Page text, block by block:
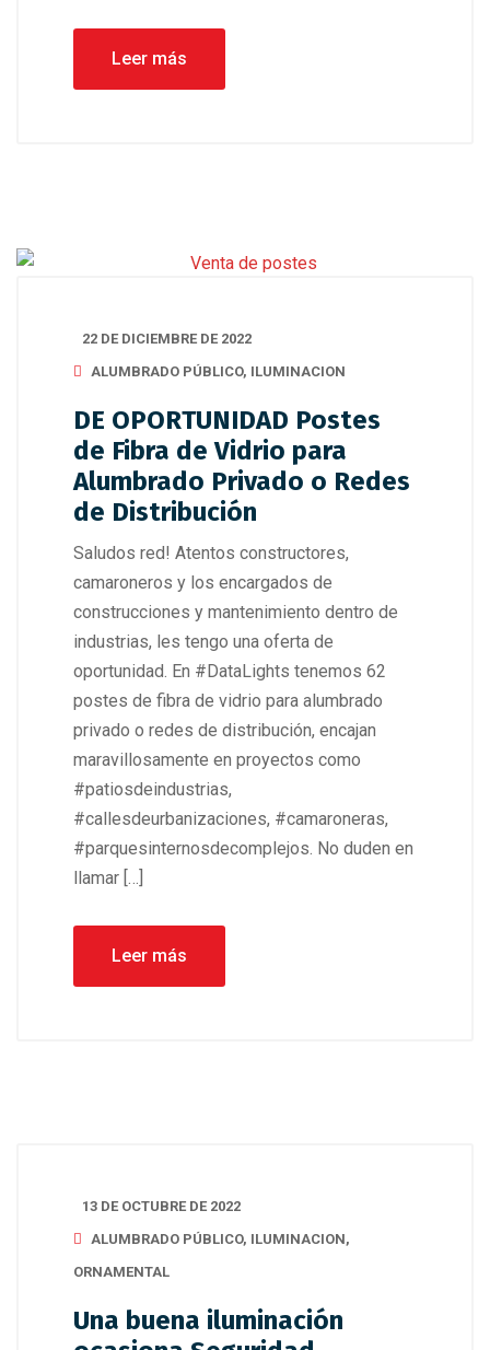
Leer más
22 DE DICIEMBRE DE 2022
ALUMBRADO PÚBLICO, ILUMINACION
DE OPORTUNIDAD Postes
de Fibra de Vidrio para
Alumbrado Privado o Redes
de Distribución
Saludos red! Atentos constructores,
camaroneros y los encargados de
construcciones y mantenimiento dentro de
industrias, les tengo una oferta de
oportunidad. En #DataLights tenemos 62
postes de fibra de vidrio para alumbrado
privado o redes de distribución, encajan
maravillosamente en proyectos como
#patiosdeindustrias,
#callesdeurbanizaciones, #camaroneras,
#parquesinternosdecomplejos. No duden en
llamar […]
Leer más
13 DE OCTUBRE DE 2022
ALUMBRADO PÚBLICO, ILUMINACION,
ORNAMENTAL
Una buena iluminación